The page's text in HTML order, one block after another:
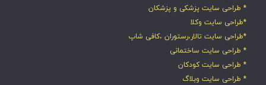
* طراحی سایت پزشکی و پزشکان
*طراحی سایت وکلا
*طراحی سایت تالار،رستوران ،کافی شاپ
* طراحی سایت ساختمانی
* طراحی سایت کودکان
* طراحی سایت وبلاگ